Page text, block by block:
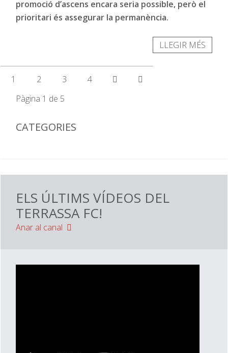
promoció d’ascens encara seria possible, però el
prioritari és assegurar la permanència.
LLEGIR MÉS
1 2 3
4
Pàgina 1 de 5
CATEGORIES
ELS ÚLTIMS VÍDEOS DEL
TERRASSA FC!
Anar al canal